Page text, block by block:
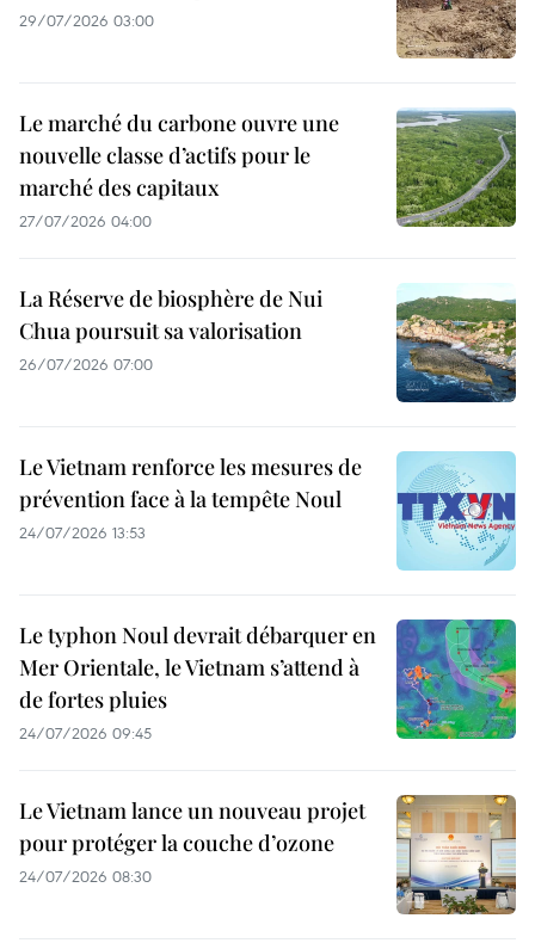
29/07/2026 03:00
Le marché du carbone ouvre une
nouvelle classe d’actifs pour le
marché des capitaux
27/07/2026 04:00
La Réserve de biosphère de Nui
Chua poursuit sa valorisation
26/07/2026 07:00
Le Vietnam renforce les mesures de
prévention face à la tempête Noul
24/07/2026 13:53
Le typhon Noul devrait débarquer en
Mer Orientale, le Vietnam s’attend à
de fortes pluies
24/07/2026 09:45
Le Vietnam lance un nouveau projet
pour protéger la couche d’ozone
24/07/2026 08:30